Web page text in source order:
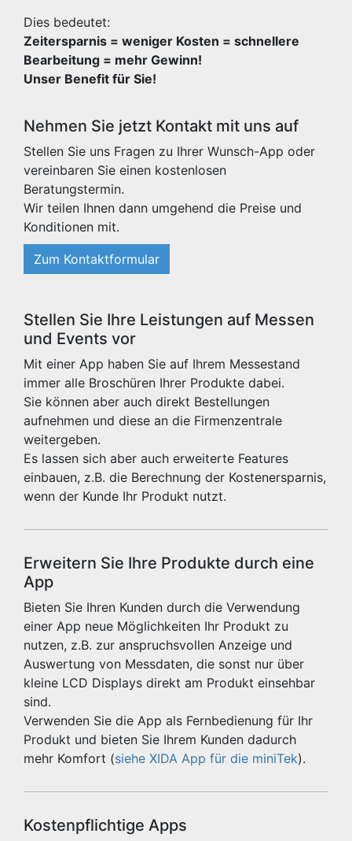
Dies bedeutet:
Zeitersparnis = weniger Kosten = schnellere
Bearbeitung = mehr Gewinn!
Unser Benefit für Sie!
Nehmen Sie jetzt Kontakt mit uns auf
Stellen Sie uns Fragen zu Ihrer Wunsch-App oder
vereinbaren Sie einen kostenlosen
Beratungstermin.
Wir teilen Ihnen dann umgehend die Preise und
Konditionen mit.
Zum Kontaktformular
Stellen Sie Ihre Leistungen auf Messen
und Events vor
Mit einer App haben Sie auf Ihrem Messestand
immer alle Broschüren Ihrer Produkte dabei.
Sie können aber auch direkt Bestellungen
aufnehmen und diese an die Firmenzentrale
weitergeben.
Es lassen sich aber auch erweiterte Features
einbauen, z.B. die Berechnung der Kostenersparnis,
wenn der Kunde Ihr Produkt nutzt.
Erweitern Sie Ihre Produkte durch eine
App
Bieten Sie Ihren Kunden durch die Verwendung
einer App neue Möglichkeiten Ihr Produkt zu
nutzen, z.B. zur anspruchsvollen Anzeige und
Auswertung von Messdaten, die sonst nur über
kleine LCD Displays direkt am Produkt einsehbar
sind.
Verwenden Sie die App als Fernbedienung für Ihr
Produkt und bieten Sie Ihrem Kunden dadurch
mehr Komfort (siehe XIDA App für die miniTek).
Kostenpflichtige Apps